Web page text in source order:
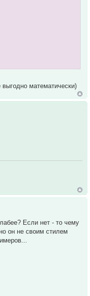
математически)
Если нет - то чему
он не своим стилем